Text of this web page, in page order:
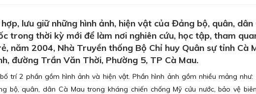
lưu giữ những hình ảnh, hiện vật của Đảng bộ, quân,
trong thời kỳ mới để làm nơi nghiên cứu, học tập, tham
năm 2004, Nhà Truyền thống Bộ Chỉ huy Quân sự tỉnh
đường Trần Văn Thời, Phường 5, TP Cà Mau.
trí 2 phần gồm hình ảnh và hiện vật. Phần hình ảnh gồm nhiều mảng
bộ, quân, dân Cà Mau trong kháng chiến chống Mỹ cứu nước, bảo vệ